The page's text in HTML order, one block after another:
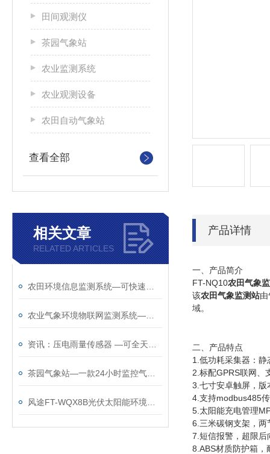
田间观测仪
茶园气象站
农业监测系统
农业观测设备
农田自动气象站
查看全部
相关文章
RELATED ARTICLES
产品详情
一、产品简介
FT-NQ10农田气象
该农田气象监测站
域。
二、产品特点
1.低功耗采集器：
2.标配GPRS联网、
3.七寸安卓触屏，
4.支持modbus485
5.太阳能充电管理
6.三米碳钢支架，两
7.短信报警，超限后
8.ABS材质防护箱，